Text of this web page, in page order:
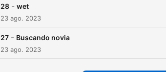
28 - wet
23 ago. 2023
27 - Buscando novia
23 ago. 2023